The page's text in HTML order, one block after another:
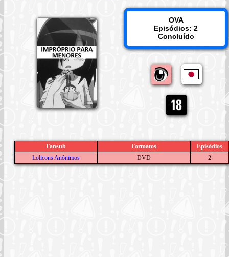
OVA
Episódios: 2
Concluído
Fansub Formatos
Episódios
Lolicons Anônimos
DVD 2